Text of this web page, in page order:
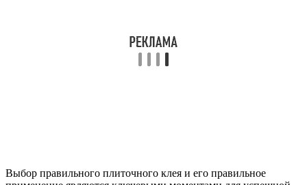
Выбор правильного плиточного клея и его правильное